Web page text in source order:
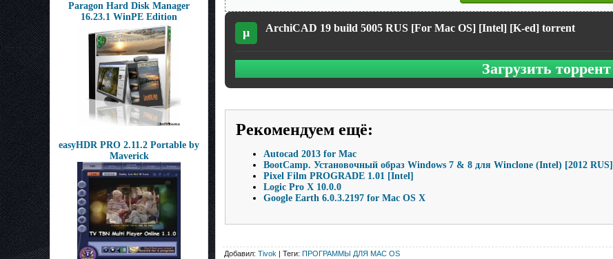
Paragon Hard Disk Manager
16.23.1 WinPE Edition
easyHDR PRO 2.11.2 Portable by
Maverick
µ ArchiCAD 19 build 5005 RUS [For Mac OS] [Intel] [K-ed] torrent
Загрузить торрент
Рекомендуем ещё:
Autocad 2013 for Mac
BootCamp. Установочный образ Windows 7 & 8 для Winclone (Intel) [2012 RUS]
Pixel Film PROGRADE 1.01 [Intel]
Logic Pro X 10.0.0
Google Earth 6.0.3.2197 for Mac OS X
Добавил: Tivok | Теги: ПРОГРАММЫ ДЛЯ MAC OS